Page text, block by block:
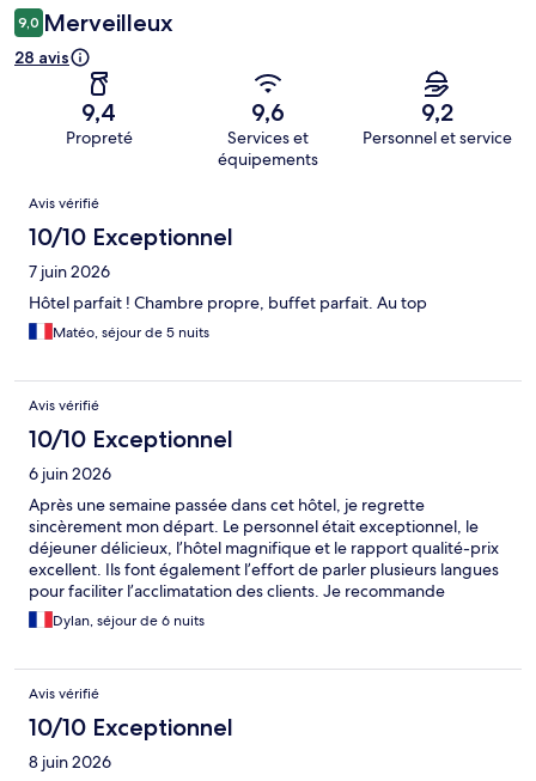
9,0 Merveilleux
28 avis
9,4
Propreté
9,6
Services et
équipements
9,2
Personnel et service
Avis
Avis vérifié
10/10 Exceptionnel
7 juin 2026
Hôtel parfait ! Chambre propre, buffet parfait. Au top
Matéo, séjour de 5 nuits
Avis vérifié
10/10 Exceptionnel
6 juin 2026
Après une semaine passée dans cet hôtel, je regrette
sincèrement mon départ. Le personnel était exceptionnel, le
déjeuner délicieux, l’hôtel magnifique et le rapport qualité-prix
excellent. Ils font également l’effort de parler plusieurs langues
pour faciliter l’acclimatation des clients. Je recommande
vivement cet hôtel à 100%.
Dylan, séjour de 6 nuits
Avis vérifié
10/10 Exceptionnel
8 juin 2026